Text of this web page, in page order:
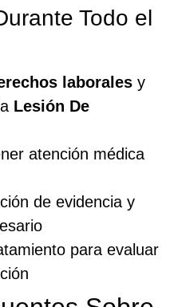
Todo el
laborales y
Lesión De
atención médica
de evidencia y
para evaluar